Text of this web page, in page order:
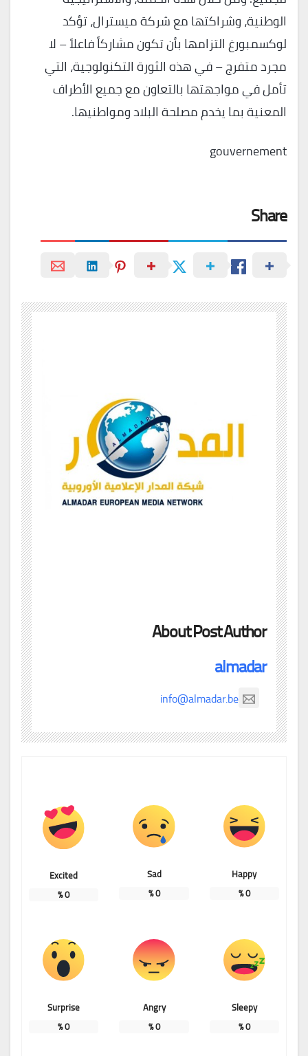
الوطنية، وشراكتها مع شركة ميسترال، تؤكد
لوكسمبورغ التزامها بأن تكون مشاركاً فاعلاً – لا
مجرد متفرج – في هذه الثورة التكنولوجية، التي
تأمل في مواجهتها بالتعاون مع جميع الأطراف
المعنية بما يخدم مصلحة البلاد ومواطنيها.
gouvernement
Share
About Post Author
almadar
info@almadar.be
Happy
0
%
Sad
0
%
Excited
0
%
Sleepy
0
%
Angry
0
%
Surprise
0
%